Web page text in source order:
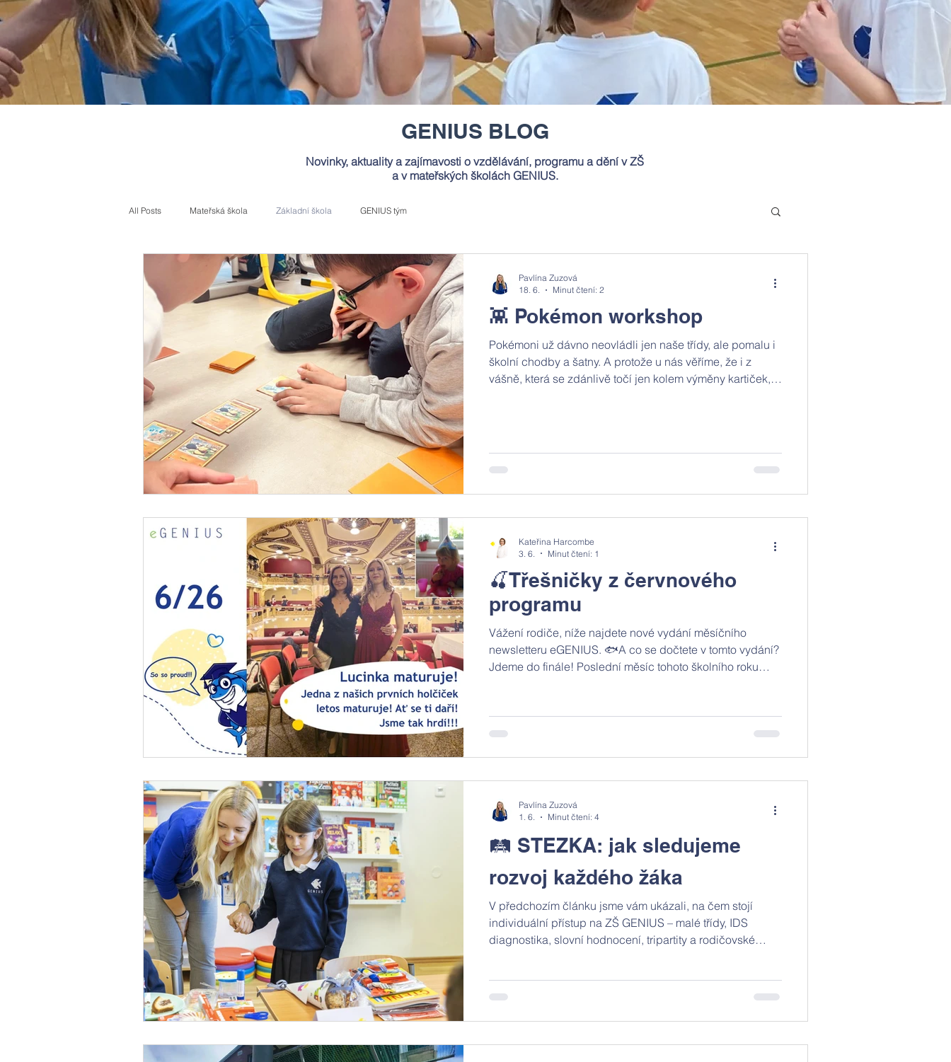
GENIUS BLOG
Novinky, aktuality a zajímavosti o vzdělávání, programu a dění v ZŠ
a v mateřských školách GENIUS.
All Posts Mateřská škola Základní škola GENIUS tým
👾 Pokémon workshop
Pokémoni už dávno neovládli jen naše třídy, ale pomalu i
školní chodby a šatny. A protože u nás věříme, že i z
vášně, která se zdánlivě točí jen kolem výměny kartiček,
těmi obrázky skutečně skrývá.
Pavlína Zuzová
18. 6.
Minut čtení: 2
🍒Třešničky z červnového
programu
Vážení rodiče, níže najdete nové vydání měsíčního
newsletteru eGENIUS. 🐟A co se dočtete v tomto vydání? ​
Jdeme do finále! Poslední měsíc tohoto školního roku
základní školy se vypraví do Gutovky či Národního
muzea. Vytáhněte své kalendáře, slavnosti na
Kateřina Harcombe
3. 6.
Minut čtení: 1
🛤️ STEZKA: jak sledujeme
rozvoj každého žáka
V předchozím článku jsme vám ukázali, na čem stojí
individuální přístup na ZŠ GENIUS – malé třídy, IDS
diagnostika, slovní hodnocení, tripartity a rodičovské
Pavlína Zuzová
1. 6.
Minut čtení: 4